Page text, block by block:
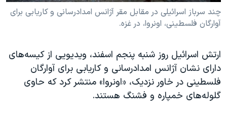
آرشیو پخش زنده
مجموعه مستندهای دادخواهی
دادگاه حمید نوری
چهل سال گروگان‌گیری
قانون شفافیت دارائی کادر رهبری ایران
چند سرباز اسرائیلی در مقابل مقر آژانس امدادرسانی و کاریابی برای
آوارگان فلسطینی، اونروا، در غزه.
ارتش اسرائیل روز شنبه پنجم اسفند، ویدیویی از کیسه‌های
دارای نشان آژانس امدادرسانی و کاریابی برای آوارگان
فلسطینی در خاور نزدیک، «اونروا» منتشر کرد که حاوی
گلوله‌های خمپاره و فشنگ هستند.